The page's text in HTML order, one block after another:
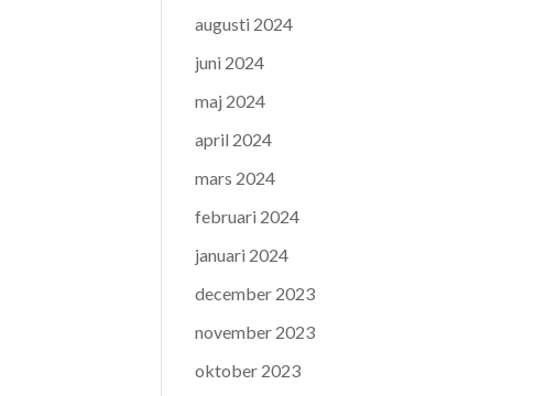
augusti 2024
juni 2024
maj 2024
april 2024
mars 2024
februari 2024
januari 2024
december 2023
november 2023
oktober 2023